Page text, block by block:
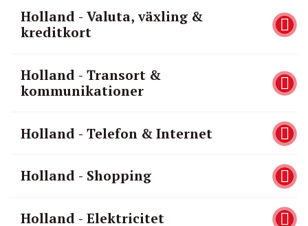
Holland - Valuta, växling &
kreditkort
Holland - Transort &
kommunikationer
Holland - Telefon & Internet
Holland - Shopping
Holland - Elektricitet